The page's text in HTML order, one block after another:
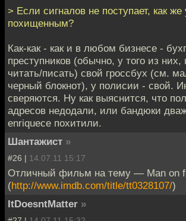
> Если сигналов не поступает, как же
похищенным?
Как-как - как и в любом бизнесе -
преступников (обычно, у того из них,
читать/писать) свой гроссбух (см.
черный блокнот), у полисии - свой.
сверяются. Ну как выяснится, что
адресов недодали, или бандюки
enriquece похитили.
Шантажист »
#26 | 14.07.11 15:17
Отличный фильм на тему — Man on
(http://www.imdb.com/title/tt0328107/)
ItDoesntMatter »